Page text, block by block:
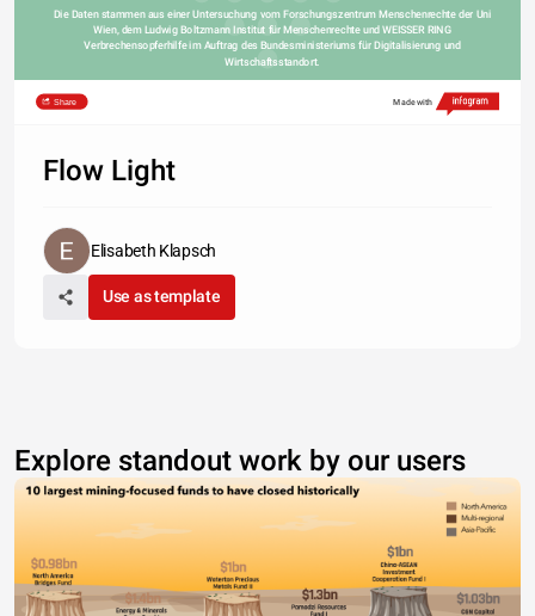
Die Daten stammen aus einer Untersuchung vom Forschungszentrum Menschenrechte der Uni
Wien, dem Ludwig Boltzmann Institut für Menschenrechte und WEISSER RING
Verbrechensopferhilfe im Auftrag des Bundesministeriums für Digitalisierung und
Wirtschaftsstandort.
Share Made with
Flow Light
Elisabeth Klapsch
Use as template
Explore standout work by our users